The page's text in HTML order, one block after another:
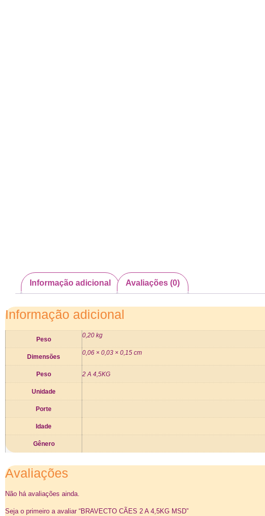
Informação adicional Avaliações (0)
Informação adicional
Peso
0,20 kg
Dimensões
0,06 × 0,03 × 0,15 cm
Peso 2 A 4,5KG
Unidade
Porte
Idade
Gênero
Avaliações
Não há avaliações ainda.
Seja o primeiro a avaliar “BRAVECTO CÃES 2 A 4,5KG MSD”